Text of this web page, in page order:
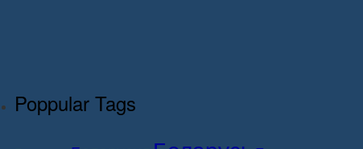
Poppular Tags